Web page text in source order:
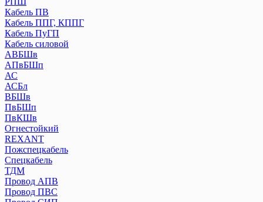
Кабель ПВ
Кабель ППГ, КППГ
Кабель ПуГП
Кабель силовой
АВБШв
АПвБШп
АС
АСБл
ВБШв
ПвБШп
ПвКШв
Огнестойкий
REXANT
Пожспецкабель
Спецкабель
ТДМ
Провод АПВ
Провод ПВС